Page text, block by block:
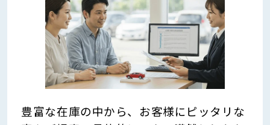
豊富な在庫の中から、お客様にピッタリな